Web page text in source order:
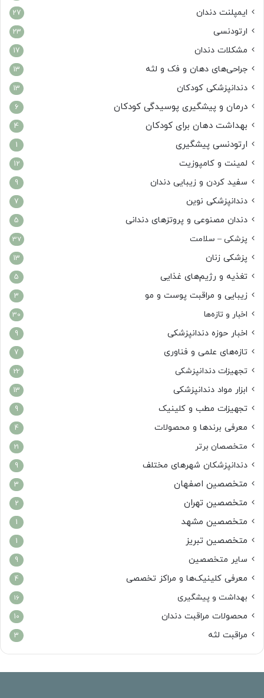
ایمپلنت دندان 27
ارتودنسی 23
مشکلات دندان 17
جراحی‌های دهان و فک و لثه 13
دندانپزشکی کودکان 13
درمان و پیشگیری پوسیدگی کودکان 6
بهداشت دهان برای کودکان 4
ارتودنسی پیشگیری 1
لمینت و کامپوزیت 12
سفید کردن و زیبایی دندان 9
دندانپزشکی نوین 7
دندان مصنوعی و پروتزهای دندانی 5
پزشکی – سلامت 37
پزشکی زنان 13
تغذیه و رژیم‌های غذایی 5
زیبایی و مراقبت پوست و مو 3
اخبار و تازه‌ها 30
اخبار حوزه دندانپزشکی 9
تازه‌های علمی و فناوری 7
تجهیزات دندانپزشکی 22
ابزار مواد دندانپزشکی 13
تجهیزات مطب و کلینیک 9
معرفی برندها و محصولات 4
متخصصان برتر 21
دندانپزشکان شهرهای مختلف 9
متخصصین اصفهان 3
متخصصین تهران 2
متخصصین مشهد 1
متخصصین تبریز 1
سایر متخصصین 9
معرفی کلینیک‌ها و مراکز تخصصی 4
بهداشت و پیشگیری 16
محصولات مراقبت دندان 10
مراقبت لثه 3